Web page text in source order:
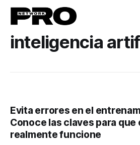
inteligencia
Evita errores en el
Conoce las claves para
realmente funcione